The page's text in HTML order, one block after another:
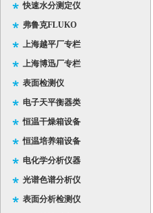
快速水分测定仪
弗鲁克FLUKO
上海越平厂专栏
上海博迅厂专栏
表面检测仪
电子天平衡器类
恒温干燥箱设备
恒温培养箱设备
电化学分析仪器
光谱色谱分析仪
表面分析检测仪